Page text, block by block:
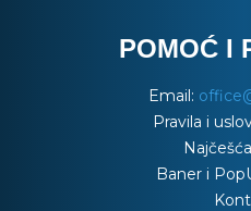
POMOĆ I
Email:
Pravila i
Baner i